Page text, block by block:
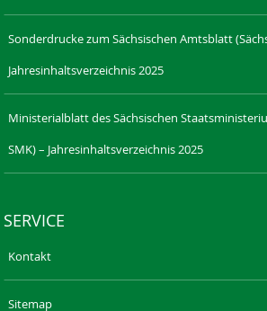
Sonderdrucke zum Sächsischen Amtsblatt
Jahresinhaltsverzeichnis 2025
Ministerialblatt des Sächsischen
SMK) – Jahresinhaltsverzeichnis 2025
SERVICE
Kontakt
Sitemap